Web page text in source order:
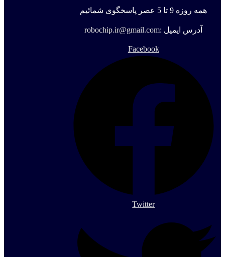
همه روزه 9 تا 5 عصر پاسخگوی شمائیم
آدرس ایمیل :robochip.ir@gmail.com
Facebook
Twitter